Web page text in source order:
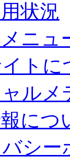
状況
ニュ
トに
ル
につ
シー